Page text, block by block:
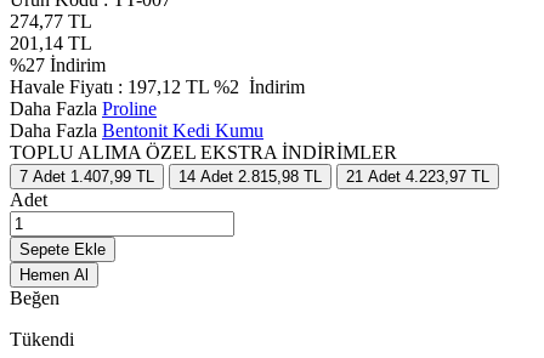
274,77 TL
201,14 TL
%27 İndirim
Havale Fiyatı : 197,12 TL %2 İndirim
Daha Fazla Proline
Daha Fazla Bentonit Kedi Kumu
TOPLU ALIMA ÖZEL EKSTRA İNDİRİMLER
7 Adet 1.407,99 TL 14 Adet 2.815,98 TL 21 Adet 4.223,97 TL
Adet
Sepete Ekle
Hemen Al
Beğen
Tükendi